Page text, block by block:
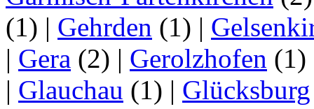
(1) | Gehrden (1) |
| Gera (2) | Gerolzhofen (1)
| Glauchau (1) | Glücksburg